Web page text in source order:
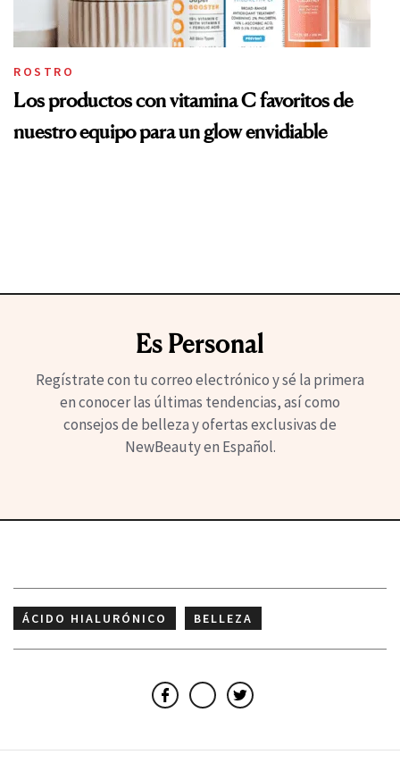
ROSTRO
Los productos con vitamina C favoritos de
nuestro equipo para un glow envidiable
Es Personal
Regístrate con tu correo electrónico y sé la primera
en conocer las últimas tendencias, así como
consejos de belleza y ofertas exclusivas de
NewBeauty en Español.
ÁCIDO HIALURÓNICO
BELLEZA
CUIDADO DE LA PIEL
HIDRATACIÓN
TRATAMIENTO FACIAL
Facebook
EmailTwitter